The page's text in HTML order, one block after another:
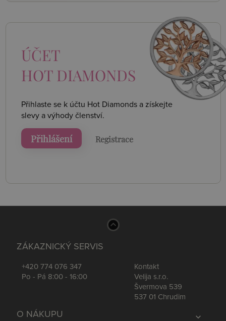
ÚČET
HOT DIAMONDS
Přihlaste se k účtu Hot Diamonds a získejte
slevy a výhody členství.
Přihlášení Registrace
ZÁKAZNICKÝ SERVIS
+420 774 076 347
Po - Pá 8:00 - 16:00
Kontakt
Velija s.r.o.
Švermova 539
537 01 Chrudim
expand_more
O NÁKUPU